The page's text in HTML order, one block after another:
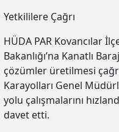
Yetkililere Çağrı
HÜDA PAR Kovancılar
Bakanlığı’na Kanatlı
çözümler üretilmesi
Karayolları Genel
yolu çalışmalarını
davet etti.